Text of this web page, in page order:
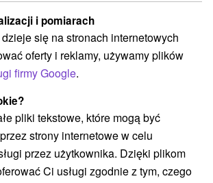
Przejdź do
safaripark.dic@gmail.com
GPS:
N +48° 59' 56.05''
i pomiarach
się na stronach internetowych
oferty i reklamy, używamy plików
firmy Google.
pliki tekstowe, które mogą być
strony internetowe w celu
przez użytkownika. Dzięki plikom
Ci usługi zgodnie z tym, czego